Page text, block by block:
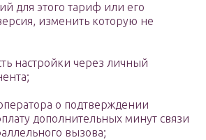
для этого тариф или его
изменить которую не
настройки через личный
о подтверждении
дополнительных минут связи
вызова;